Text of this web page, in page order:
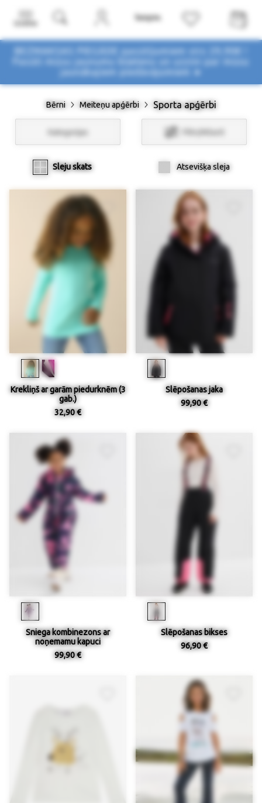
BEZMAKSAS PIEGĀDE pasūtījumiem virs 29,90€ !
Pasūti mūsu jaunumu biļetenu un uzzini par mūsu
Bērni Meiteņu apģērbi Sporta apģērbi
Kategorijas Filtri/Atlasīt
Sleju skats Atsevišķa sleja
Krekliņš ar garām piedurknēm (3
gab.)
32,90 €
Slēpošanas jaka
99,90 €
Sniega kombinezons ar
noņemamu kapuci
99,90 €
Slēpošanas bikses
96,90 €